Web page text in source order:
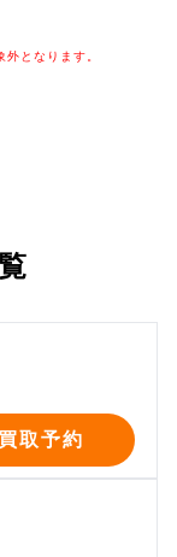
となります。
買取予約